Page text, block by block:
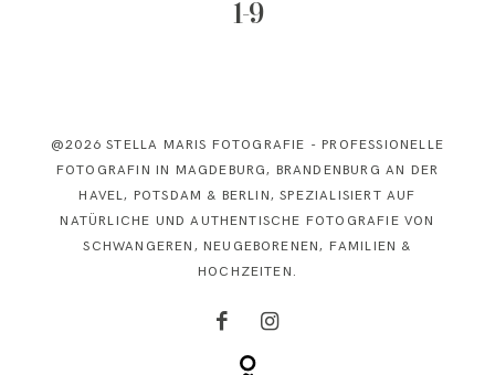
1-9
@2026 STELLA MARIS FOTOGRAFIE - PROFESSIONELLE
FOTOGRAFIN IN MAGDEBURG, BRANDENBURG AN DER
HAVEL, POTSDAM & BERLIN, SPEZIALISIERT AUF
NATÜRLICHE UND AUTHENTISCHE FOTOGRAFIE VON
SCHWANGEREN, NEUGEBORENEN, FAMILIEN &
HOCHZEITEN.